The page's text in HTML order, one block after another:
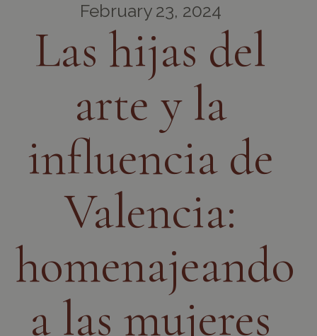
February 23, 2024
Las hijas del
arte y la
influencia de
Valencia:
homenajeando
a las mujeres